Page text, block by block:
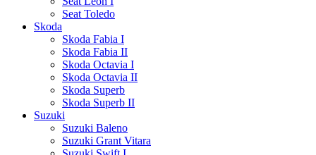
Seat Toledo
Skoda
Skoda Fabia I
Skoda Fabia II
Skoda Octavia I
Skoda Octavia II
Skoda Superb
Skoda Superb II
Suzuki
Suzuki Baleno
Suzuki Grant Vitara